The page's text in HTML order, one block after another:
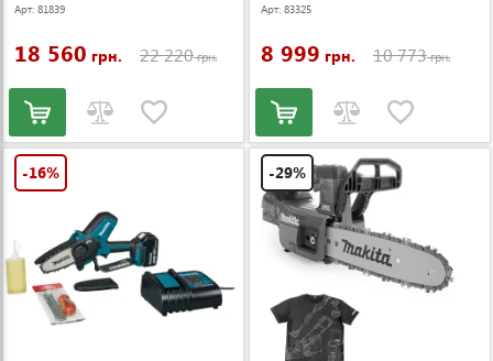
Арт: 81839
18 560 грн. 22 220грн.
Арт: 83325
8 999 грн. 10 773грн.
-16% -29%